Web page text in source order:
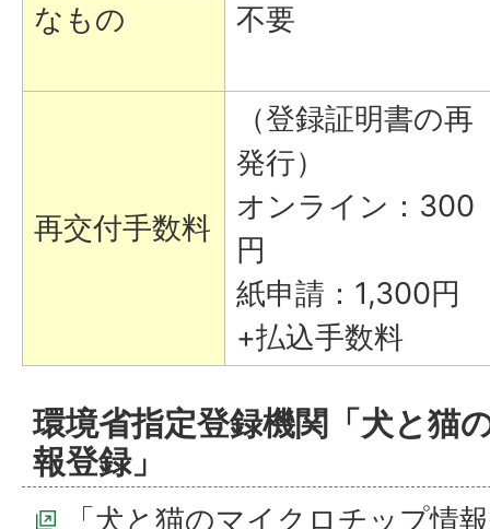
なもの
不要
再交付手数料
（登録証明書の再
発行）
オンライン：300
円
紙申請：1,300円
+払込手数料
環境省指定登録機関「犬と猫
報登録」
「犬と猫のマイクロチップ情